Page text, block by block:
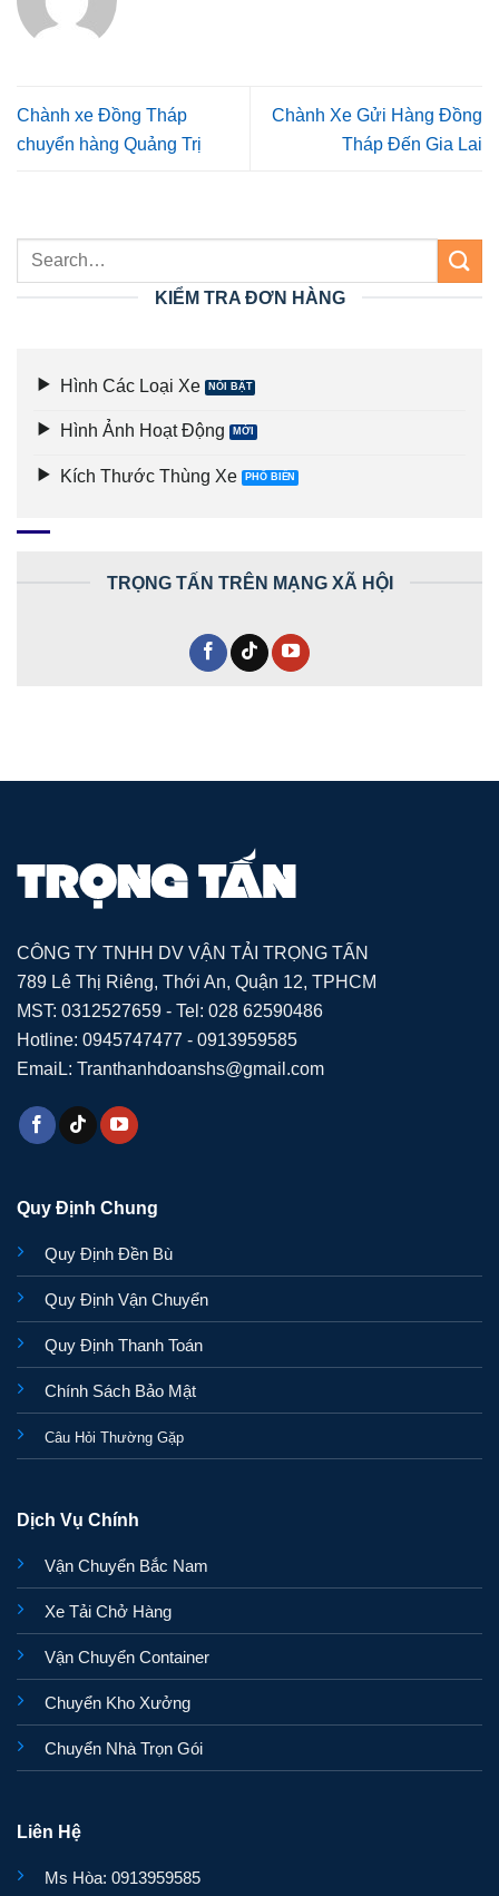
Chành xe Đồng Tháp
chuyển hàng Quảng Trị
Chành Xe Gửi Hàng Đồng
Tháp Đến Gia Lai
KIỂM TRA ĐƠN HÀNG
Hình Các Loại Xe
Hình Ảnh Hoạt Động
Kích Thước Thùng Xe
TRỌNG TẤN TRÊN MẠNG XÃ HỘI
CÔNG TY TNHH DV VẬN TẢI TRỌNG TẤN
789 Lê Thị Riêng, Thới An, Quận 12, TPHCM
MST: 0312527659 - Tel: 028 62590486
Hotline: 0945747477 - 0913959585
EmaiL: Tranthanhdoanshs@gmail.com
Quy Định Chung
Quy Định Đền Bù
Quy Định Vận Chuyển
Quy Định Thanh Toán
Chính Sách Bảo Mật
Câu Hỏi Thường Gặp
Dịch Vụ Chính
Vận Chuyển Bắc Nam
Xe Tải Chở Hàng
Vận Chuyển Container
Chuyển Kho Xưởng
Chuyển Nhà Trọn Gói
Liên Hệ
Ms Hòa: 0913959585